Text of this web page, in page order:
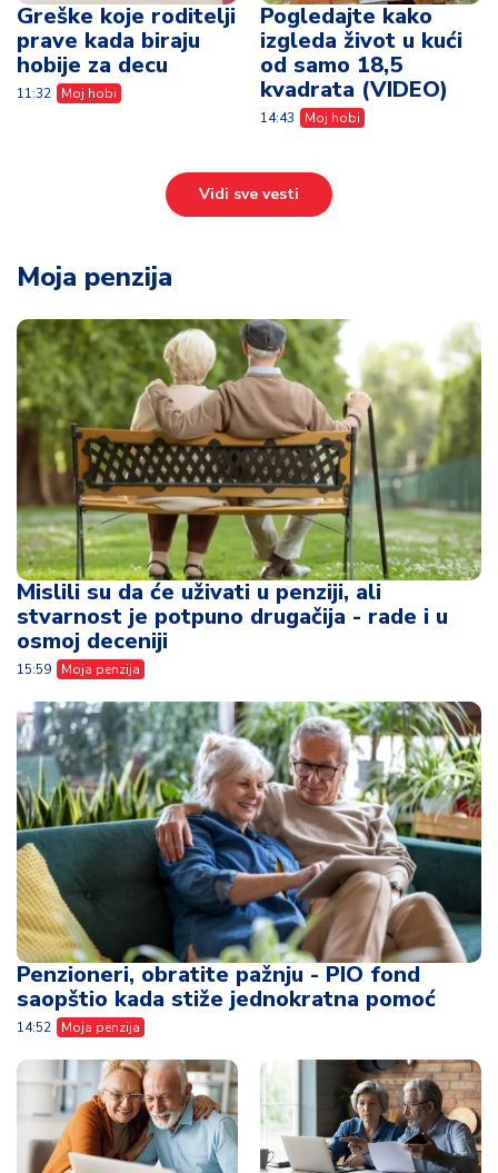
Greške koje roditelji
prave kada biraju
hobije za decu
11:32 Moj hobi
Pogledajte kako
izgleda život u kući
od samo 18,5
kvadrata (VIDEO)
14:43 Moj hobi
Vidi sve vesti
Moja penzija
Mislili su da će uživati u penziji, ali
stvarnost je potpuno drugačija - rade i u
osmoj deceniji
15:59 Moja penzija
Penzioneri, obratite pažnju - PIO fond
saopštio kada stiže jednokratna pomoć
14:52 Moja penzija